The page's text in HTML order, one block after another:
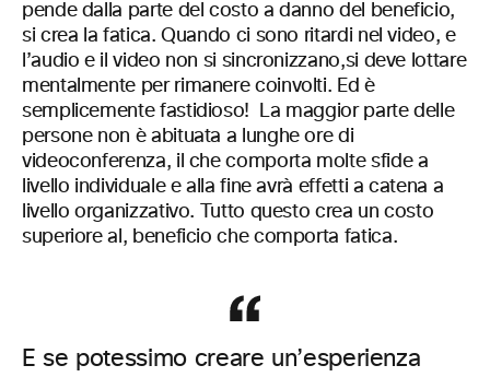
pende dalla parte del costo a danno del beneficio,
si crea la fatica. Quando ci sono ritardi nel video, e
l’audio e il video non si sincronizzano,si deve lottare
mentalmente per rimanere coinvolti. Ed è
semplicemente fastidioso! La maggior parte delle
persone non è abituata a lunghe ore di
videoconferenza, il che comporta molte sfide a
livello individuale e alla fine avrà effetti a catena a
livello organizzativo. Tutto questo crea un costo
superiore al, beneficio che comporta fatica.
E se potessimo creare un’esperienza